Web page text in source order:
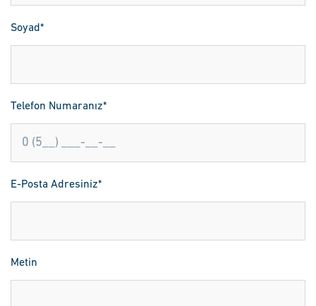
Soyad*
Telefon Numaranız*
E-Posta Adresiniz*
Metin